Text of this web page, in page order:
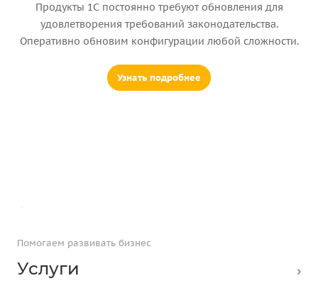
Продукты 1С постоянно требуют обновления для
удовлетворения требований законодательства.
Оперативно обновим конфигурации любой сложности.
Узнать подробнее
Помогаем развивать бизнес
Услуги